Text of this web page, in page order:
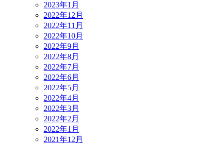
2023年1月
2022年12月
2022年11月
2022年10月
2022年9月
2022年8月
2022年7月
2022年6月
2022年5月
2022年4月
2022年3月
2022年2月
2022年1月
2021年12月